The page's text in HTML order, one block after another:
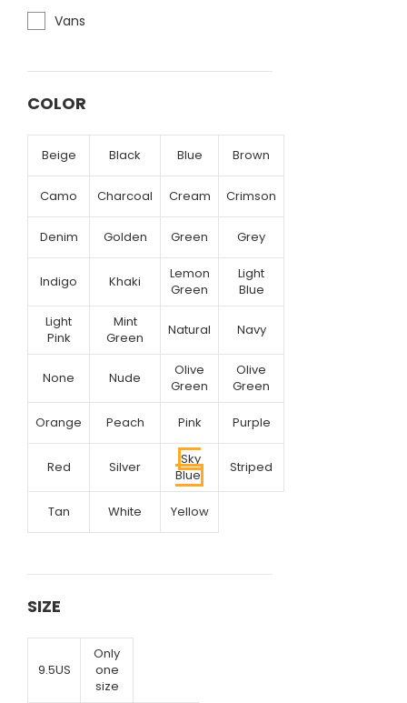
Vans
COLOR
Beige Black Blue Brown
Camo Charcoal Cream Crimson
Denim Golden Green Grey
Indigo Khaki
Lemon
Green
Light
Blue
Light
Pink
Mint
Green
Natural Navy
None Nude
Olive
Green
Olive
Green
Orange Peach Pink Purple
Red Silver
Sky
Blue
Striped
Tan White Yellow
SIZE
9.5US
Only
one
size